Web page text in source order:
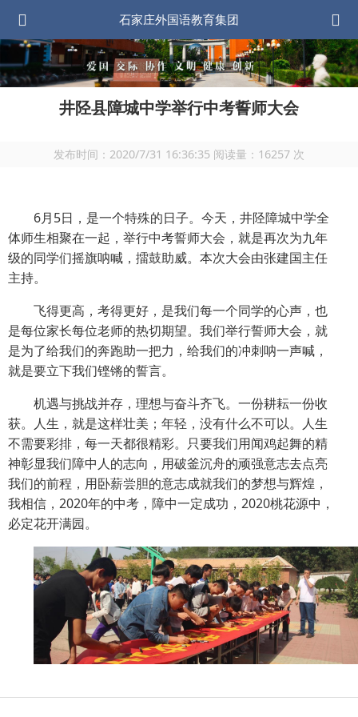
石家庄外国语教育集团
井陉县障城中学举行中考誓师大会
发布时间： 2020/7/31 16:36:35 阅读量： 16257 次
6月5日，是一个特殊的日子。今天，井陉障城中学全
体师生相聚在一起，举行中考誓师大会，就是再次为九年
级的同学们摇旗呐喊，擂鼓助威。本次大会由张建国主任
主持。
飞得更高，考得更好，是我们每一个同学的心声，也
是每位家长每位老师的热切期望。我们举行誓师大会，就
是为了给我们的奔跑助一把力，给我们的冲刺呐一声喊，
就是要立下我们铿锵的誓言。
机遇与挑战并存，理想与奋斗齐飞。一份耕耘一份收
获。人生，就是这样壮美；年轻，没有什么不可以。人生
不需要彩排，每一天都很精彩。只要我们用闻鸡起舞的精
神彰显我们障中人的志向，用破釜沉舟的顽强意志去点亮
我们的前程，用卧薪尝胆的意志成就我们的梦想与辉煌，
我相信， 2020年的中考，障中一定成功， 2020桃花源中，
必定花开满园。